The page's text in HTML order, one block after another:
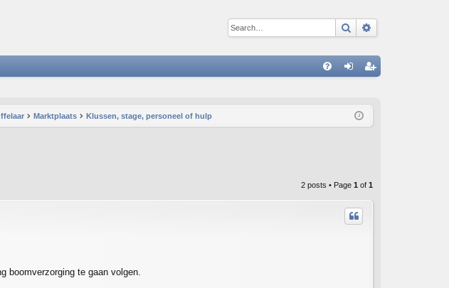
Search
ist
Marktplaats Klussen, stage, personeel of hulp
2 posts • Page 1 of 1
boomverzorging te gaan volgen.